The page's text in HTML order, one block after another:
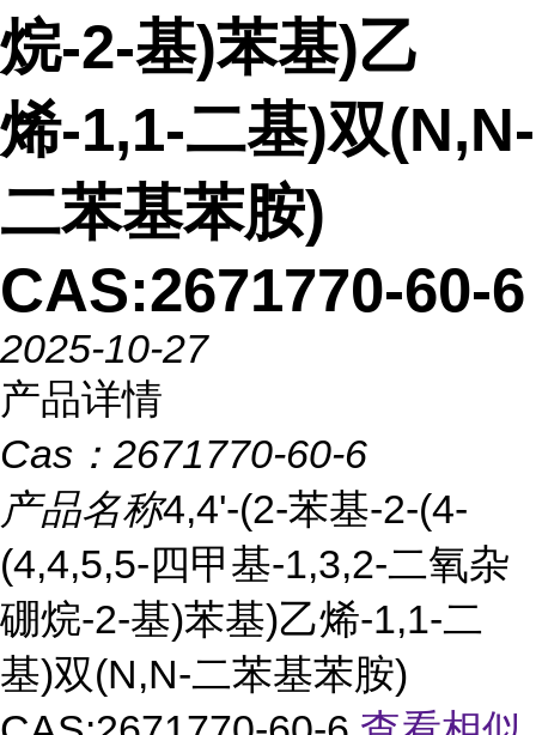
烷-2-基)苯基)乙
烯-1,1-二基)双(N,N-
二苯基苯胺)
CAS:2671770-60-6
2025-10-27
产品详情
Cas： 2671770-60-6
产品名称4,4'-(2-苯基-2-(4-
(4,4,5,5-四甲基-1,3,2-二氧杂
硼烷-2-基)苯基)乙烯-1,1-二
基)双(N,N-二苯基苯胺)